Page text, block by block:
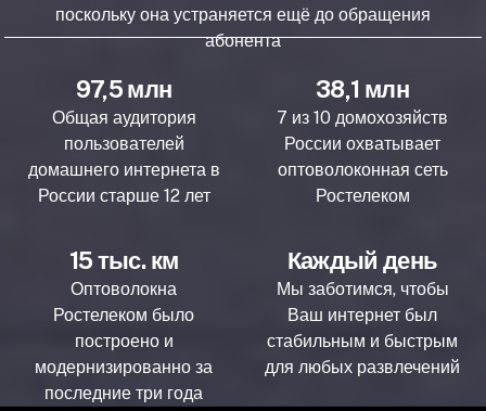
поскольку она устраняется ещё до обращения
абонента
97,5 млн
Общая аудитория
пользователей
домашнего интернета в
России старше 12 лет
38,1 млн
7 из 10 домохозяйств
России охватывает
оптоволоконная сеть
Ростелеком
15 тыс. км
Оптоволокна
Ростелеком было
построено и
модернизированно за
последние три года
Каждый день
Мы заботимся, чтобы
Ваш интернет был
стабильным и быстрым
для любых развлечений